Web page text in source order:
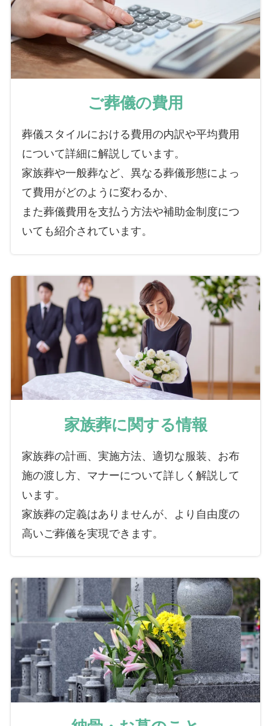
ご葬儀の費用
葬儀スタイルにおける費用の内訳や平均費用
について詳細に解説しています。
家族葬や一般葬など、異なる葬儀形態によっ
て費用がどのように変わるか、
また葬儀費用を支払う方法や補助金制度につ
いても紹介されています。
家族葬に関する情報
家族葬の計画、実施方法、適切な服装、お布
施の渡し方、マナーについて詳しく解説して
います。
家族葬の定義はありませんが、より自由度の
高いご葬儀を実現できます。